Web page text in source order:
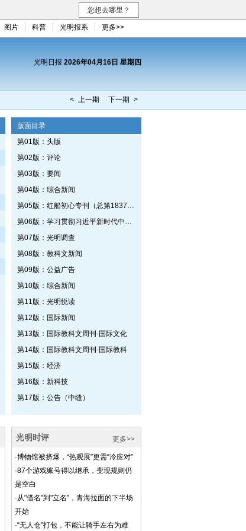
您想去哪里？
图片 科普 光明报系 更多>>
光明日报 2026年04月16日 星期四
< 上一期 下一期 >
版面目录
第01版：头版
第02版：评论
第03版：要闻
第04版：综合新闻
第05版：红船初心专刊（总第1837期）
第06版：学习贯彻习近平新时代中国特色社会主义思想专刊
第07版：光明调查
第08版：教科文新闻
第09版：公益广告
第10版：综合新闻
第11版：光明悦读
第12版：国际新闻
第13版：国际教科文周刊·国际文化
第14版：国际教科文周刊·国际教科
第15版：经济
第16版：新科技
第17版：公告（中缝）